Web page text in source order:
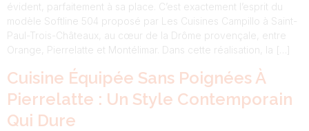
évident, parfaitement à sa place. C’est exactement l’esprit du
modèle Softline 504 proposé par Les Cuisines Campillo à Saint-
Paul-Trois-Châteaux, au cœur de la Drôme provençale, entre
Orange, Pierrelatte et Montélimar. Dans cette réalisation, la […]
Cuisine Équipée Sans Poignées À
Pierrelatte : Un Style Contemporain
Qui Dure